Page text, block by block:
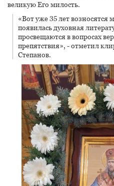
великую Его милость.
«Вот уже 35 лет
появилась духовная
просвещаются в вопросах
препятствия», - отметил
Степанов.